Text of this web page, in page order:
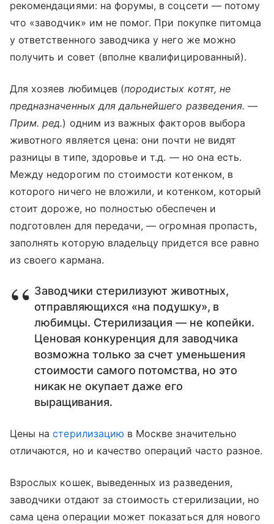
рекомендациями: на форумы, в соцсети — потому
что «заводчик» им не помог. При покупке питомца
у ответственного заводчика у него же можно
получить и совет (вполне квалифицированный).
Для хозяев любимцев (породистых котят, не
предназначенных для дальнейшего разведения. —
Прим. ред.) одним из важных факторов выбора
животного является цена: они почти не видят
разницы в типе, здоровье и т.д. — но она есть.
Между недорогим по стоимости котенком, в
которого ничего не вложили, и котенком, который
стоит дороже, но полностью обеспечен и
подготовлен для передачи, — огромная пропасть,
заполнять которую владельцу придется все равно
из своего кармана.
Заводчики стерилизуют животных,
отправляющихся «на подушку», в
любимцы. Стерилизация — не копейки.
Ценовая конкуренция для заводчика
возможна только за счет уменьшения
стоимости самого потомства, но это
никак не окупает даже его
выращивания.
Цены настерилизацию в Москве значительно
отличаются, но и качество операций часто разное.
Взрослых кошек, выведенных из разведения,
заводчики отдают за стоимость стерилизации, но
сама цена операции может показаться для нового